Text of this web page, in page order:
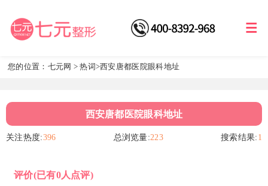
您的位置： 七元网 >热词 >西安唐都医院眼科地址
西安唐都医院眼科地址
关注热度:396 总浏览量:223 搜索结果: 1
评价(已有0人点评)